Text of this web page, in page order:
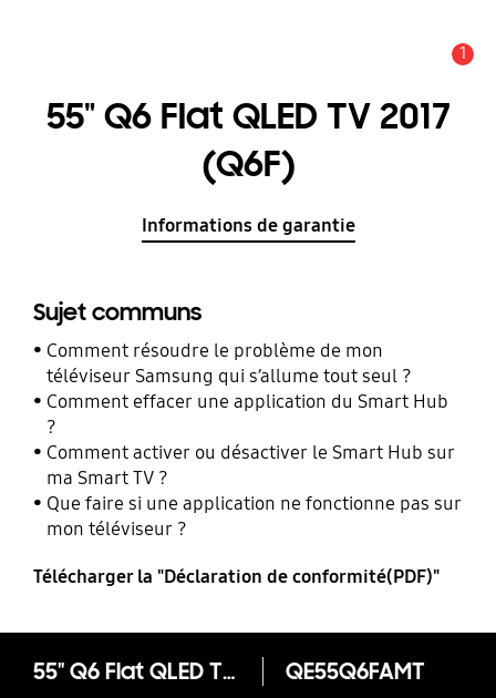
1
55" Q6 Flat QLED TV 2017
(Q6F)
Informations de garantie
Sujet communs
Comment résoudre le problème de mon
téléviseur Samsung qui s’allume tout seul ?
Comment effacer une application du Smart Hub
?
Comment activer ou désactiver le Smart Hub sur
ma Smart TV ?
Que faire si une application ne fonctionne pas sur
mon téléviseur ?
Télécharger la "Déclaration de conformité(PDF)"
55" Q6 Flat QLED TV 2017 (Q6F) QE55Q6FAMT